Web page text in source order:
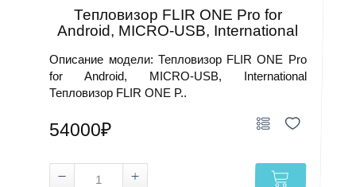
Тепловизор FLIR ONE Pro for
Android, MICRO-USB, International
Описание модели: Тепловизор FLIR ONE Pro
for Android, MICRO-USB, International
Тепловизор FLIR ONE P..
54000₽